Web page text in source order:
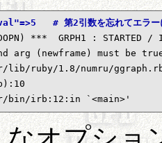
# 第2引数を忘れてエラー
(SWDOPN) ***
arg (newframe) must be
lib/ruby/1.8/numru/
bin/irb:12:in `<main>'